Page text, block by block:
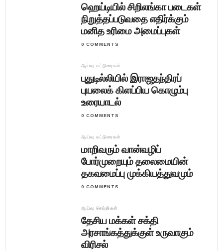
ஹெய்டியில் சிறிலங்கா படைகள்
நிறுத்தப்படுவதை எதிர்க்கும்
மனித உரிமை அமைப்புகள்
0 COMMENTS
ஆய்வு கட்டுரைகள்
புதுடில்லியில் இராஜதந்திரப்
புயலைக் கிளப்பிய கொழும்பு
உரையாடல்
0 COMMENTS
ஆய்வு கட்டுரைகள்
மாறிவரும் வான்வழிப்
போர்முறையும் தலைமையின்
தகவமைப்பு முக்கியத்துவமும்
0 COMMENTS
ஆய்வு செய்திகள்
தேசிய மக்கள் சக்தி
அரசாங்கத்துக்குள் உருவாகும்
விரிசல்